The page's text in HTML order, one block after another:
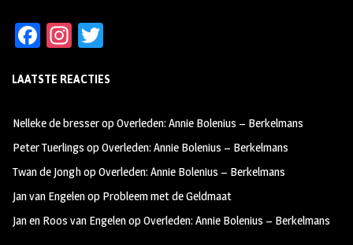
Fa
b
oo
k
In
ag
m
tt
LAATSTE REACTIES
Nelleke de bresseropOverleden: Annie Bolenius – Berkelmans
Peter Tuerlings opOverleden: Annie Bolenius – Berkelmans
Twan de JonghopOverleden: Annie Bolenius – Berkelmans
Jan van Engelenop Probleem met de Geldmaat
Jan en Roos van EngelenopOverleden: Annie Bolenius – Berkelmans